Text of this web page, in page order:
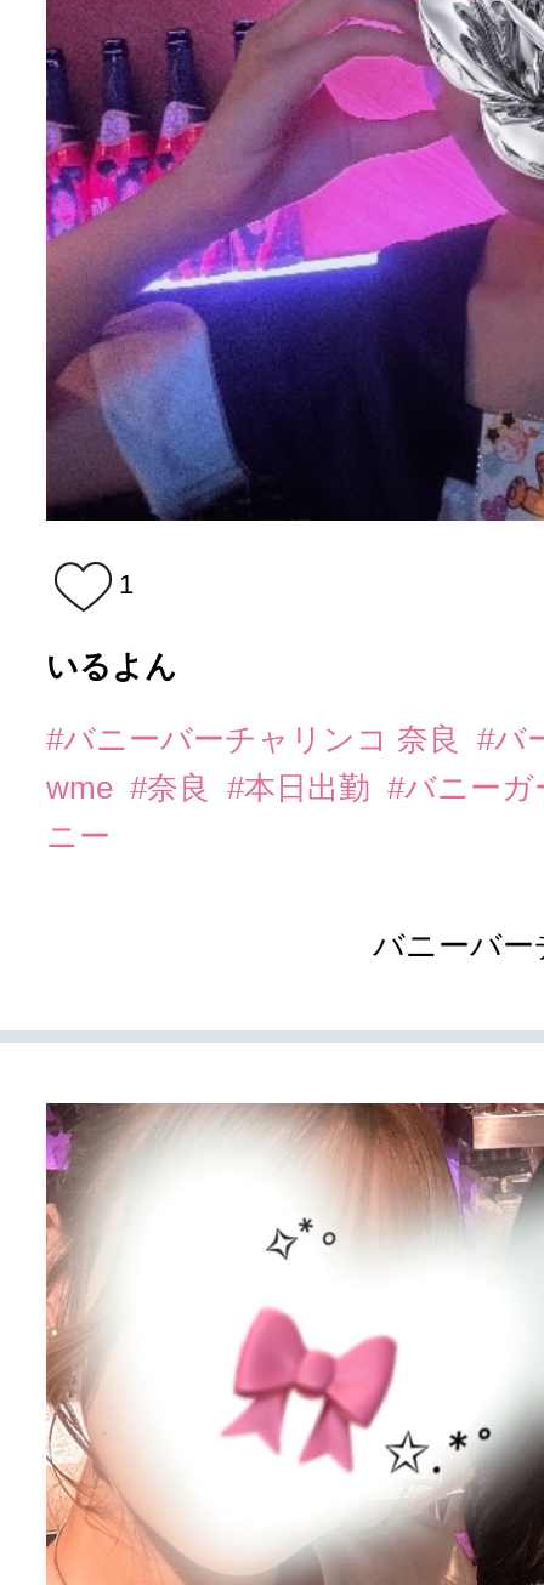
1
いるよん
#バニーバーチャリンコ 奈良
#バ
wme #奈良 #本日出勤 #バニー
ニー
バニーバ